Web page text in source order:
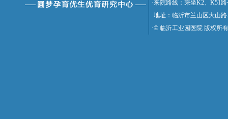
·来院路线：乘坐K2、K51
·地址：临沂市兰山区大山
·© 临沂工业园医院 版权所